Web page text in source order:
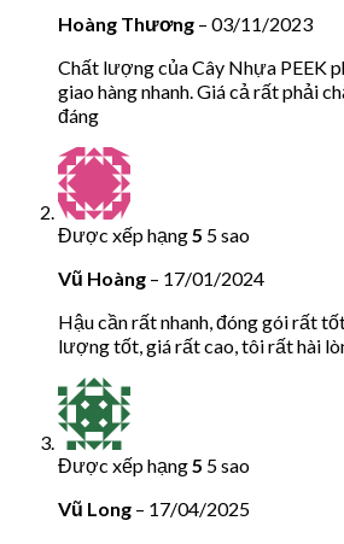
Hoàng Thương – 03/11/2023
Chất lượng của Cây Nhựa PEEK
giao hàng nhanh. Giá cả rất phải
đáng
Được xếp hạng5 5 sao
Vũ Hoàng – 17/01/2024
Hậu cần rất nhanh, đóng gói rất
lượng tốt, giá rất cao, tôi rất hài
Được xếp hạng5 5 sao
Vũ Long – 17/04/2025